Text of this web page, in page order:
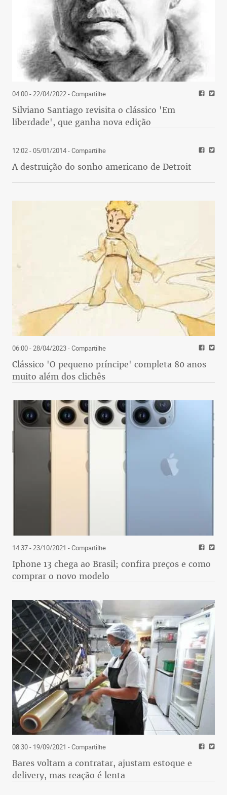
04:00 - 22/04/2022- Compartilhe
Silviano Santiago revisita o clássico 'Em
liberdade', que ganha nova edição
12:02 - 05/01/2014- Compartilhe
A destruição do sonho americano de Detroit
06:00 - 28/04/2023- Compartilhe
Clássico 'O pequeno príncipe' completa 80 anos
muito além dos clichês
14:37 - 23/10/2021 - Compartilhe
Iphone 13 chega ao Brasil; confira preços e como
comprar o novo modelo
08:30 - 19/09/2021 - Compartilhe
Bares voltam a contratar, ajustam estoque e
delivery, mas reação é lenta